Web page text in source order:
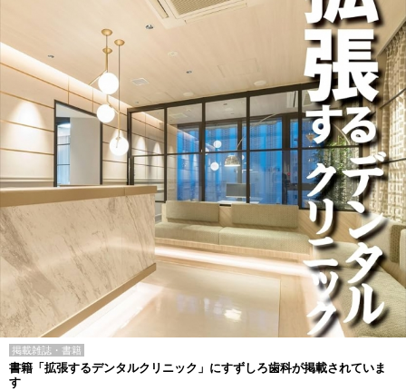
掲載雑誌・書籍
書籍「拡張するデンタルクリニック」にすずしろ歯科が掲載されていま
す